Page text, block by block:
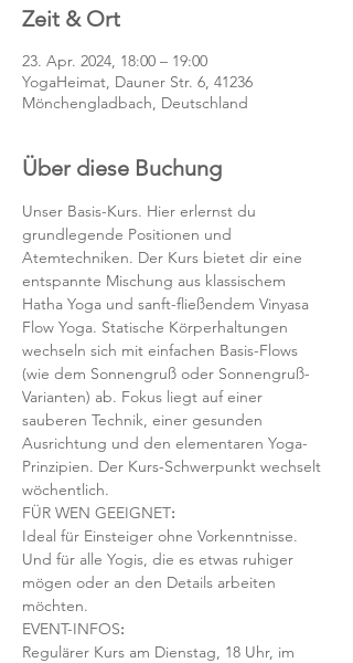
Zeit & Ort
23. Apr. 2024, 18:00 – 19:00
YogaHeimat, Dauner Str. 6, 41236
Mönchengladbach, Deutschland
Über diese Buchung
Unser Basis-Kurs. Hier erlernst du
grundlegende Positionen und
Atemtechniken. Der Kurs bietet dir eine
entspannte Mischung aus klassischem
Hatha Yoga und sanft-fließendem Vinyasa
Flow Yoga. Statische Körperhaltungen
wechseln sich mit einfachen Basis-Flows
(wie dem Sonnengruß oder Sonnengruß-
Varianten) ab. Fokus liegt auf einer
sauberen Technik, einer gesunden
Ausrichtung und den elementaren Yoga-
Prinzipien. Der Kurs-Schwerpunkt wechselt
wöchentlich.
FÜR WEN GEEIGNET:
Ideal für Einsteiger ohne Vorkenntnisse.
Und für alle Yogis, die es etwas ruhiger
mögen oder an den Details arbeiten
möchten.
EVENT-INFOS:
Regulärer Kurs am Dienstag, 18 Uhr, im